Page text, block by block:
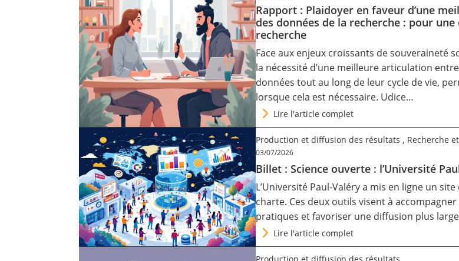
Rapport : Plaidoyer en faveur d’une
des données de la recherche : pour
recherche
Face aux enjeux croissants de souveraineté
la nécessité d’une meilleure articulation
données tout au long de leur cycle de vie,
lorsque cela est nécessaire. Udice…
Lire l'article complet
Production et diffusion des résultats , Recherche
03/07/2026
Billet : Science ouverte : l’Université
L’Université Paul-Valéry a mis en ligne un
charte. Ces deux outils visent à
pratiques et favoriser une diffusion plus
Lire l'article complet